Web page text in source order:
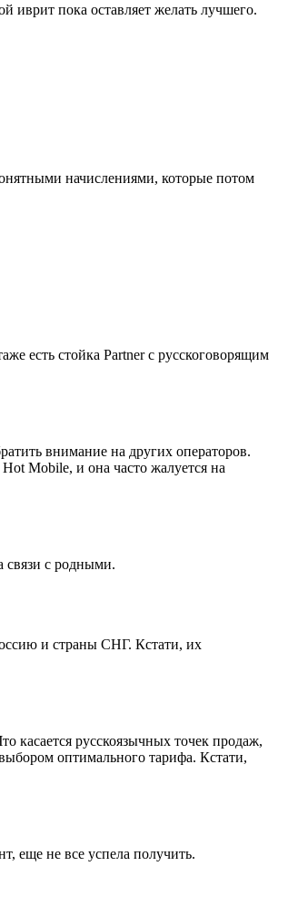
пока оставляет желать лучшего.
начислениями, которые потом
есть стойка Partner с русскоговорящим
внимание на других операторов.
Mobile, и она часто жалуется на
связи с родными.
и страны СНГ. Кстати, их
касается русскоязычных точек продаж,
оптимального тарифа. Кстати,
еще не все успела получить.